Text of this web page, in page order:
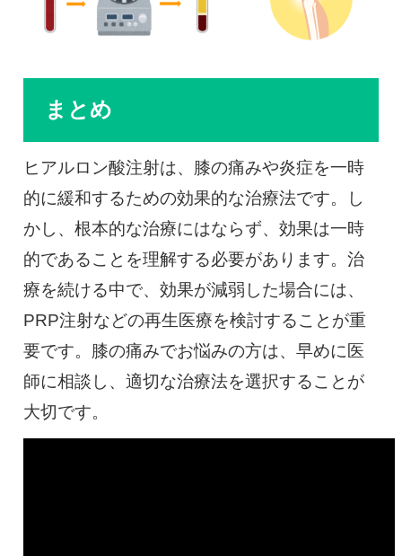
まとめ
ヒアルロン酸注射は、膝の痛みや炎症を一時
的に緩和するための効果的な治療法です。し
かし、根本的な治療にはならず、効果は一時
的であることを理解する必要があります。治
療を続ける中で、効果が減弱した場合には、
PRP注射などの再生医療を検討することが重
要です。膝の痛みでお悩みの方は、早めに医
師に相談し、適切な治療法を選択することが
大切です。